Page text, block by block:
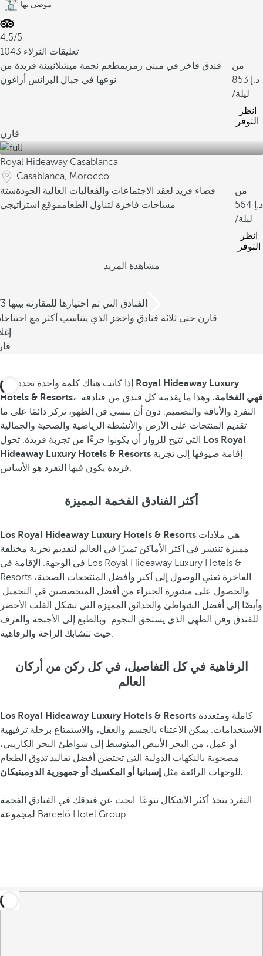
موصى بها
4.5/5
1043 تعليقات النزلاء
فندق فاخر في مبنى رمزيمطعم نجمة ميشلانبيئة فريدة من
نوعها في جبال البرانس أراغون
من
853
/ليلة
انظر
التوفر
قارن
Royal Hideaway Casablanca
Casablanca, Morocco
فضاء فريد لعقد الاجتماعات والفعاليات العالية الجودةستة
مساحات فاخرة لتناول الطعامموقع استراتيجي
من
564
/ليلة
انظر
التوفر
مشاهدة المزيد
/3 الفنادق التي تم اختيارها للمقارنة بينها
قارن حتى ثلاثة فنادق واحجز الذي يتناسب أكثر مع
Royal Hideaway Luxury
Hotels & Resorts، فهي الفخامة. وهذا ما يقدمه كل فندق من فنادقه:
التفرد والأناقة والتصميم. دون أن تنسى فن الطهو، نركز دائمًا على ما
تقديم المنتجات على الأرض والأنشطة الرياضية والصحية والجمالية
Los Royal
Hideaway Luxury Hotels & Resorts
فريدة يكون فيها التفرد هو الأساس.
أكثر الفنادق الفخمة المميزة
Los Royal Hideaway Luxury Hotels & Resorts
مميزة تنتشر في أكثر الأماكن تميزًا في العالم لتقديم تجربة مختلفة
في الوجهة. الإقامة في Los Royal Hideaway Luxury Hotels &
Resorts الفاخرة تعني الوصول إلى أكبر وأفضل المنتجعات الصحية،
والحصول على مشورة الخبراء من أفضل المتخصصين في التجميل.
وأيضًا إلى أفضل الشواطئ والحدائق المميزة التي تشكل القلب الأخضر
للفندق وفن الطهي الذي يستحق النجوم. وبالطبع إلى الأجنحة والغرف
حيث تتشابك الراحة والرفاهية.
الرفاهية في كل التفاصيل، في كل ركن من أركان
العالم
Los Royal Hideaway Luxury Hotels & Resorts
الاستخدامات. يمكن الاعتناء بالجسم والعقل، والاستمتاع برحلة ترفيهية
أو عمل، من البحر الأبيض المتوسط إلى شواطئ البحر الكاريبي،
مصحوبة بالنكهات الدولية التي تحتضن أفضل تقاليد تذوق الطعام
للوجهات الرائعة مثلإسبانيا أو المكسيك أو جمهورية الدومينيكان.
التفرد يتخذ أكثر الأشكال تنوعًا. ابحث عن فندقك في الفنادق الفخمة
لمجموعة Barceló Hotel Group.